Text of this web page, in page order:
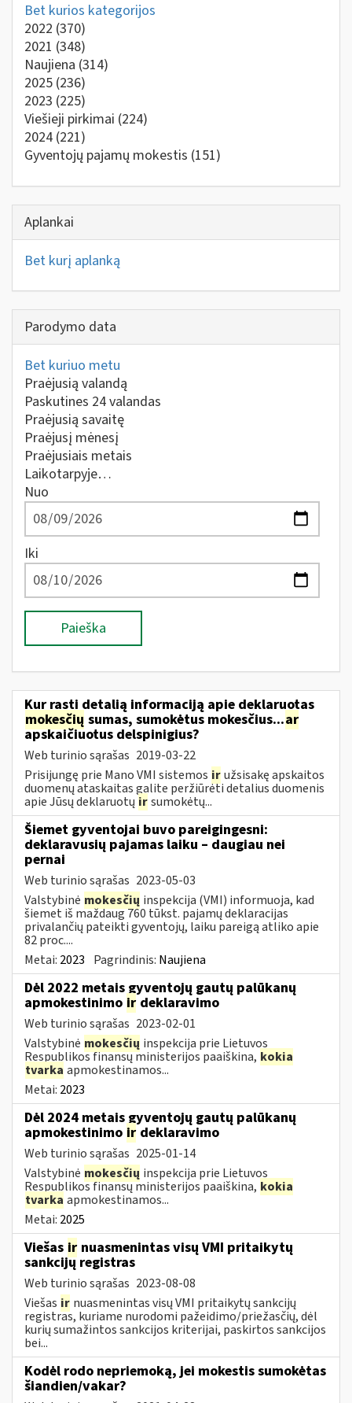
Bet kurios kategorijos
2022 (370)
2021 (348)
Naujiena (314)
2025 (236)
2023 (225)
Viešieji pirkimai (224)
2024 (221)
Gyventojų pajamų mokestis (151)
Aplankai
Bet kurį aplanką
Parodymo data
Bet kuriuo metu
Praėjusią valandą
Paskutines 24 valandas
Praėjusią savaitę
Praėjusį mėnesį
Praėjusiais metais
Laikotarpyje…
Nuo
Iki
Paieška
Kur rasti detalią informaciją apie deklaruotas
mokesčių sumas, sumokėtus mokesčius...ar
apskaičiuotus delspinigius?
Web turinio sąrašas 2019-03-22
Prisijungę prie Mano VMI sistemos iružsisakę apskaitos
duomenų ataskaitas galite peržiūrėti detalius duomenis
apie Jūsų deklaruotų irsumokėtų...
Šiemet gyventojai buvo pareigingesni:
deklaravusių pajamas laiku – daugiau nei
pernai
Web turinio sąrašas 2023-05-03
Valstybinė mokesčių inspekcija (VMI) informuoja, kad
šiemet iš maždaug 760 tūkst. pajamų deklaracijas
privalančių pateikti gyventojų, laiku pareigą atliko apie
82 proc....
Metai: 2023 Pagrindinis: Naujiena
Dėl 2022 metais gyventojų gautų palūkanų
apmokestinimo ir deklaravimo
Web turinio sąrašas 2023-02-01
Valstybinė mokesčių inspekcija prie Lietuvos
Respublikos finansų ministerijos paaiškina, kokia
tvarka apmokestinamos...
Metai: 2023
Dėl 2024 metais gyventojų gautų palūkanų
apmokestinimo ir deklaravimo
Web turinio sąrašas 2025-01-14
Valstybinė mokesčių inspekcija prie Lietuvos
Respublikos finansų ministerijos paaiškina, kokia
tvarka apmokestinamos...
Metai: 2025
Viešas ir nuasmenintas visų VMI pritaikytų
sankcijų registras
Web turinio sąrašas 2023-08-08
Viešas ir nuasmenintas visų VMI pritaikytų sankcijų
registras, kuriame nurodomi pažeidimo/priežasčių, dėl
kurių sumažintos sankcijos kriterijai, paskirtos sankcijos
bei...
Kodėl rodo nepriemoką, jei mokestis sumokėtas
šiandien/vakar?